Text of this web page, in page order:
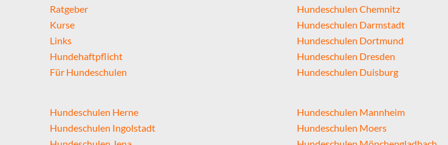
Ratgeber
Kurse
Links
Hundehaftpflicht
Für Hundeschulen
Hundeschulen Chemnitz
Hundeschulen Darmstadt
Hundeschulen Dortmund
Hundeschulen Dresden
Hundeschulen Duisburg
Hundeschulen Herne
Hundeschulen Ingolstadt
Hundeschulen Mannheim
Hundeschulen Moers